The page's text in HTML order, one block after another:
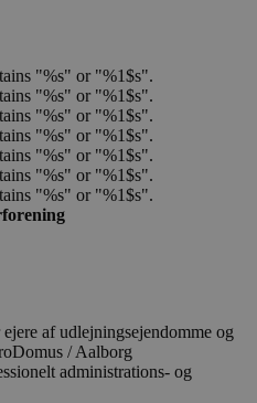
"%s" or "%1$s".
"%s" or "%1$s".
"%s" or "%1$s".
"%s" or "%1$s".
"%s" or "%1$s".
"%s" or "%1$s".
"%s" or "%1$s".
af udlejningsejendomme og
/ Aalborg
administrations- og